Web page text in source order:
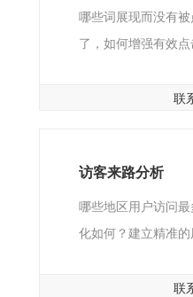
哪些词展现而没有
了，如何增强有效点
联
访客来路分析
哪些地区用户访问
化如何？建立精准
联